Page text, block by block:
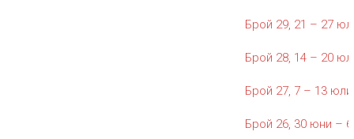
Брой 29, 21 – 27
Брой 28, 14 – 20
Брой 27, 7 – 13 юли
Брой 26, 30 юни –